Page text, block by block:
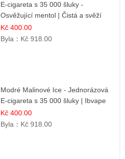
E-cigareta s 35 000 šluky -
Osvěžující mentol | Čistá a svěží
chuť
Kč 400.00
Byla： Kč 918.00
Modré Malinové Ice - Jednorázová
E-cigareta s 35 000 šluky | Ibvape
Kč 400.00
Byla： Kč 918.00